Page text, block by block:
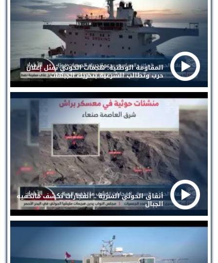
المقاومة الوطنية: هجمات الحوثي تمثل إعلان
حرب وتطالب الشرعية بتحريك الجبهات
أنفاق الحوثي السرية .. انفجارات تكشف ماتخفيه
الجبال